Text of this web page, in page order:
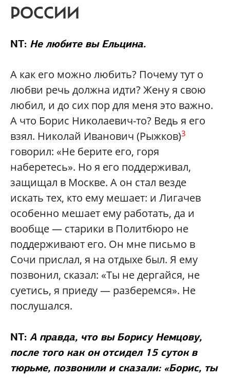
РОССИИ
NT: Не любите вы Ельцина.
А как его можно любить? Почему тут о
любви речь должна идти? Жену я свою
любил, и до сих пор для меня это важно.
А что Борис Николаевич-то? Ведь я его
взял. Николай Иванович (Рыжков)3
говорил: «Не берите его, горя
наберетесь». Но я его поддерживал,
защищал в Москве. А он стал везде
искать тех, кто ему мешает: и Лигачев
особенно мешает ему работать, да и
вообще — старики в Политбюро не
поддерживают его. Он мне письмо в
Сочи прислал, я на отдыхе был. Я ему
позвонил, сказал: «Ты не дергайся, не
суетись, я приеду — разберемся». Не
послушался.
NT: А правда, что вы Борису Немцову,
после того как он отсидел 15 суток в
тюрьме, позвонили и сказали: «Борис, ты